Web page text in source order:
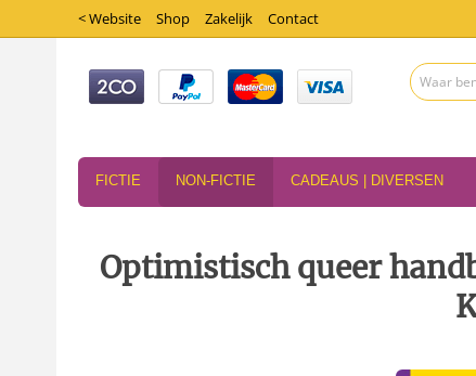
< Website Shop Zakelijk Contact
FICTIE NON-FICTIE CADEAUS | DIVERSEN
Optimistisch queer